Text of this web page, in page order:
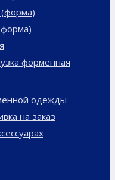
форменная
одежды
на заказ